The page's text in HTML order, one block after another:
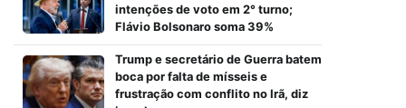
intenções de voto em 2° turno;
Flávio Bolsonaro soma 39%
Trump e secretário de Guerra batem
boca por falta de mísseis e
frustração com conflito no Irã, diz